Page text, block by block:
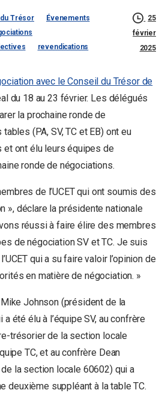
Trésor
Évenements
revendications
25
février
2025
avec le Conseil du Trésor de
du 18 au 23 février. Les délégués
la prochaine ronde de
(PA, SV, TC et EB) ont eu
ont élu leurs équipes de
ronde de négociations.
de l’UCET qui ont soumis des
», déclare la présidente nationale
réussi à faire élire des membres
de négociation SV et TC. Je suis
qui a su faire valoir l’opinion de
en matière de négociation. »
Johnson (président de la
été élu à l’équipe SV, au confrère
trésorier de la section locale
TC, et au confrère Dean
la section locale 60602) qui a
deuxième suppléant à la table TC.